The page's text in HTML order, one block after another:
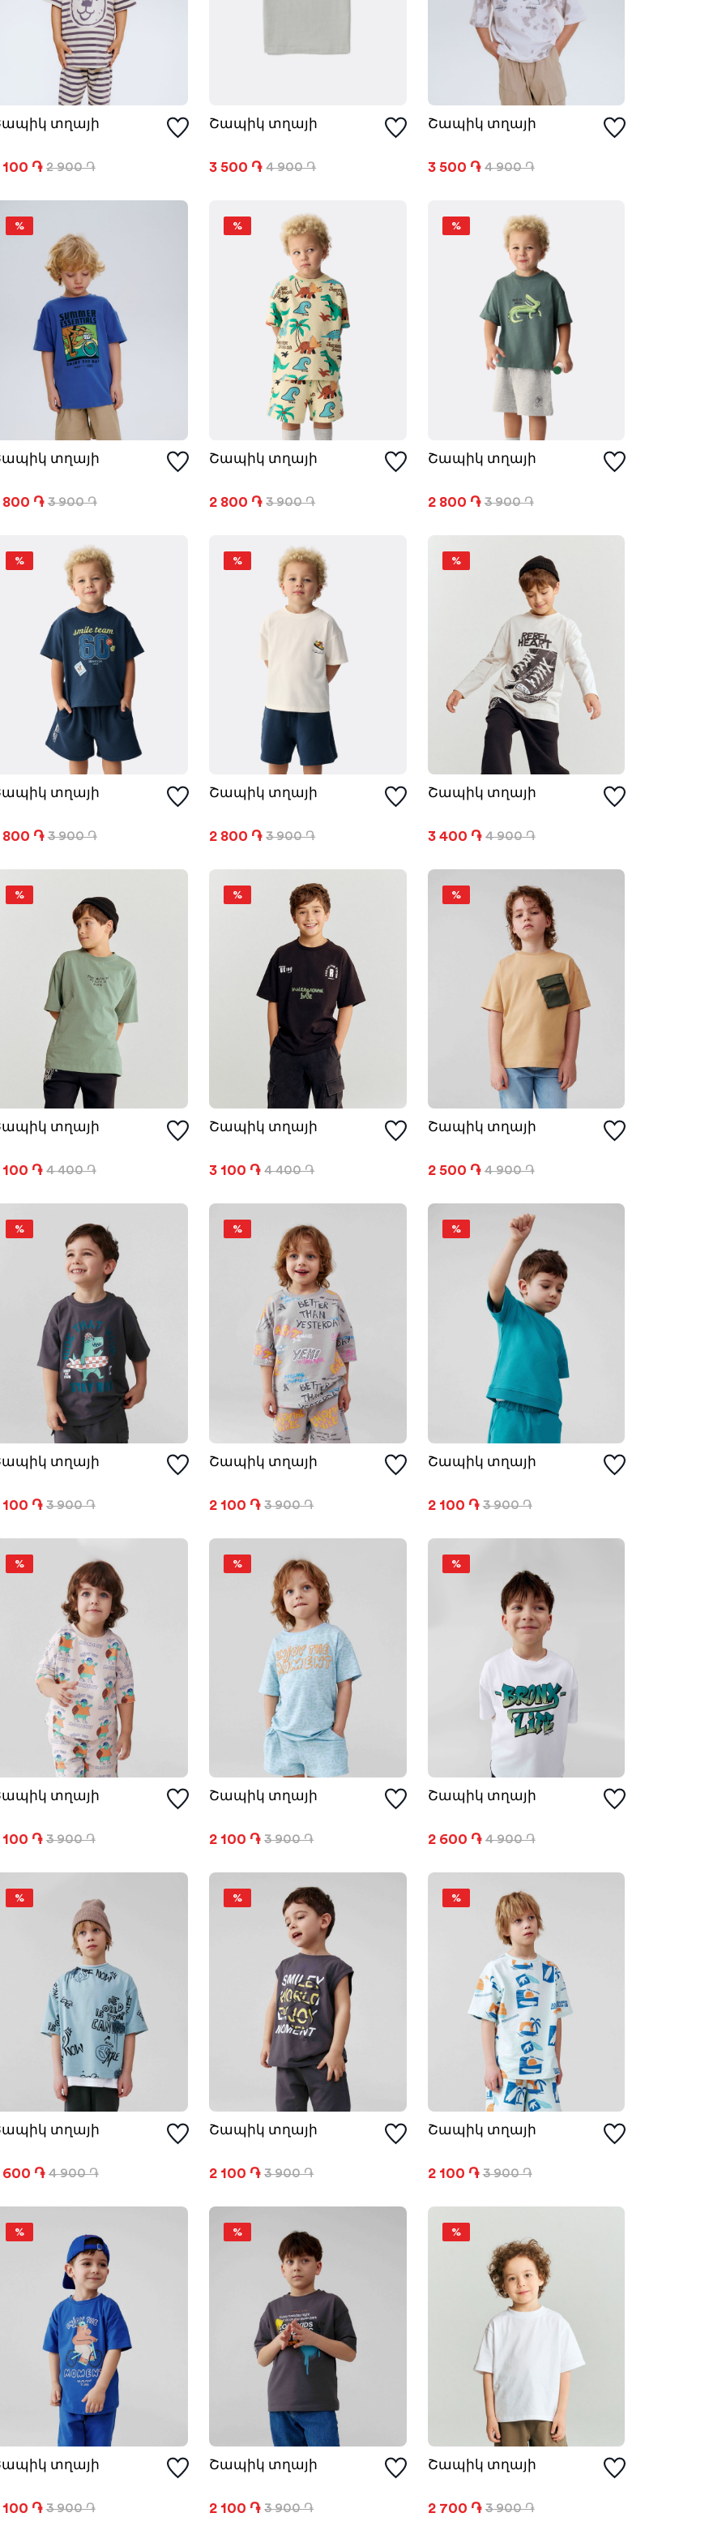
տղայի
100 ֏ 2 900 ֏
Շապիկ տղայի
3 500 ֏ 4 900 ֏
Շապիկ տղայի
3 500 ֏ 4 900 ֏
%
տղայի
800 ֏ 3 900 ֏
%
Շապիկ տղայի
2 800 ֏ 3 900 ֏
%
Շապիկ տղայի
2 800 ֏ 3 900 ֏
%
տղայի
800 ֏ 3 900 ֏
%
Շապիկ տղայի
2 800 ֏ 3 900 ֏
%
Շապիկ տղայի
3 400 ֏ 4 900 ֏
%
տղայի
100 ֏ 4 400 ֏
%
Շապիկ տղայի
3 100 ֏ 4 400 ֏
%
Շապիկ տղայի
2 500 ֏ 4 900 ֏
%
տղայի
100 ֏ 3 900 ֏
%
Շապիկ տղայի
2 100 ֏ 3 900 ֏
%
Շապիկ տղայի
2 100 ֏ 3 900 ֏
%
տղայի
100 ֏ 3 900 ֏
%
Շապիկ տղայի
2 100 ֏ 3 900 ֏
%
Շապիկ տղայի
2 600 ֏ 4 900 ֏
%
տղայի
600 ֏ 4 900 ֏
%
Շապիկ տղայի
2 100 ֏ 3 900 ֏
%
Շապիկ տղայի
2 100 ֏ 3 900 ֏
%
տղայի
100 ֏ 3 900 ֏
%
Շապիկ տղայի
2 100 ֏ 3 900 ֏
%
Շապիկ տղայի
2 700 ֏ 3 900 ֏